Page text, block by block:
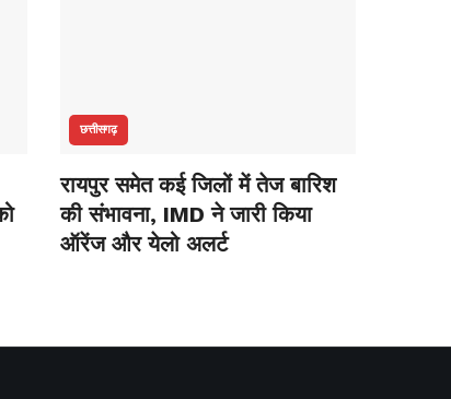
छत्तीसगढ़
रायपुर समेत कई जिलों में तेज बारिश
की संभावना, IMD ने जारी किया
ऑरेंज और येलो अलर्ट